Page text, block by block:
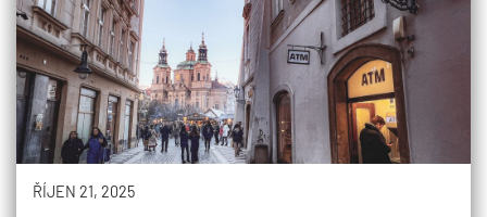
ŘÍJEN 21, 2025